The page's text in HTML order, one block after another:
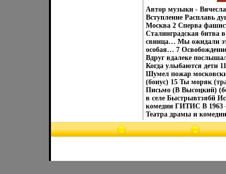
Автор музыки -
Вступление Расплавь
Москва 2 Сперва
Сталинградская битва
свинца… Мы ожидали
особая… 7
Вдруг вдалеке
Когда улыбаются дети
Шумел пожар
(бонус) 15 Ты моряк
Письмо (В Высоцкий)
в селе Быстрывтзябй
комедии ГИТИС В 1963 -
Театра драмы и